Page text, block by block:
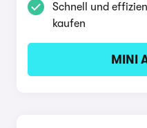
Schnell und
kaufen
MINI